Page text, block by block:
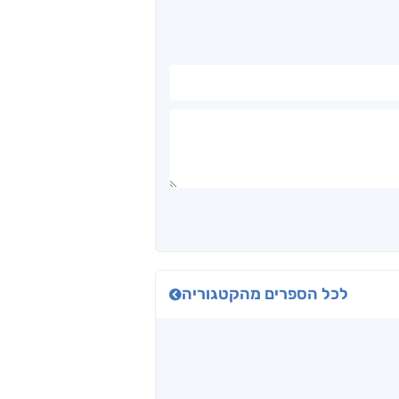
לכל הספרים מהקטגוריה